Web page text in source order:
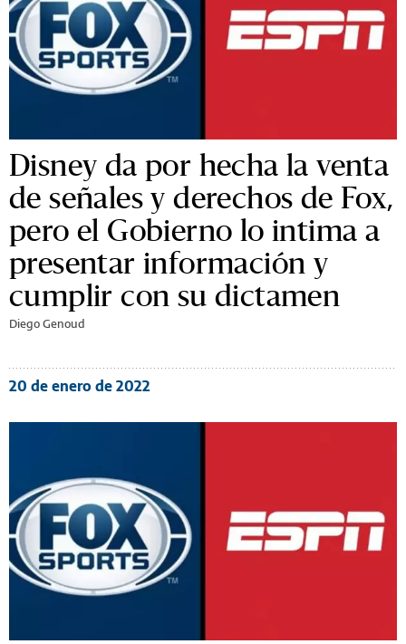
Disney da por hecha la venta
de señales y derechos de Fox,
pero el Gobierno lo intima a
presentar información y
cumplir con su dictamen
Diego Genoud
20 de enero de 2022